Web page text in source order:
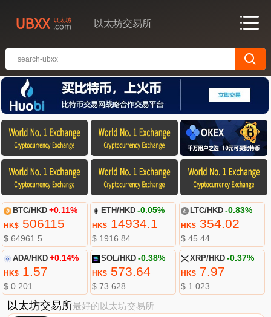
以太坊交易所
BTC/HKD +0.11%
HK$506115
$ 64961.5
ETH/HKD -0.05%
HK$ 14934.1
$ 1916.84
LTC/HKD -0.83%
HK$354.02
$ 45.44
ADA/HKD +0.14%
HK$1.57
$ 0.201
SOL/HKD -0.38%
HK$ 573.64
$ 73.628
XRP/HKD -0.37%
HK$7.97
$ 1.023
以太坊交易所最好的以太坊交易所